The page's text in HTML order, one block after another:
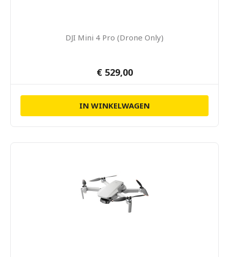
DJI Mini 4 Pro (Drone Only)
€ 529,00
IN WINKELWAGEN